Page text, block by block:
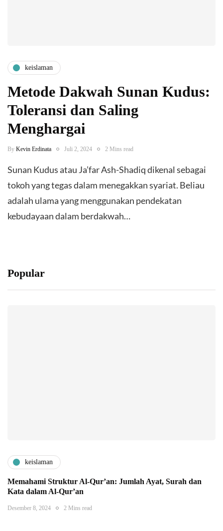
keislaman
Metode Dakwah Sunan Kudus:
Toleransi dan Saling
Menghargai
By Kevin Erdinata Juli 2, 2024 2 Mins read
Sunan Kudus atau Ja’far Ash-Shadiq dikenal sebagai
tokoh yang tegas dalam menegakkan syariat. Beliau
adalah ulama yang menggunakan pendekatan
kebudayaan dalam berdakwah…
Popular
keislaman
Memahami Struktur Al-Qur’an: Jumlah Ayat, Surah dan
Kata dalam Al-Qur’an
Desember 8, 2024 2 Mins read